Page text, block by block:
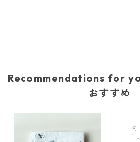
Recommendations for
おすすめ